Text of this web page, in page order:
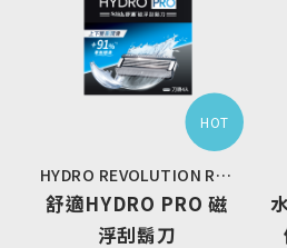
HYDRO REVOLUTION REF4 FY25
舒適HYDRO PRO 磁
浮刮鬍刀
HOT